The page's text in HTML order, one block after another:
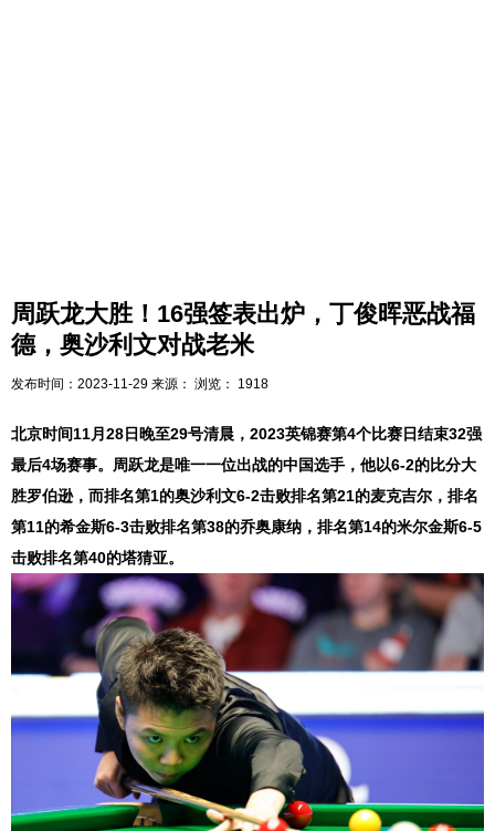
周跃龙大胜！16强签表出炉，丁俊晖恶战福
德，奥沙利文对战老米
发布时间： 2023-11-29 来源： 浏览： 1918
北京时间11月28日晚至29号清晨，2023英锦赛第4个比赛日结束32强
最后4场赛事。周跃龙是唯一一位出战的中国选手，他以6-2的比分大
胜罗伯逊，而排名第1的奥沙利文6-2击败排名第21的麦克吉尔，排名
第11的希金斯6-3击败排名第38的乔奥康纳，排名第14的米尔金斯6-5
击败排名第40的塔猜亚。